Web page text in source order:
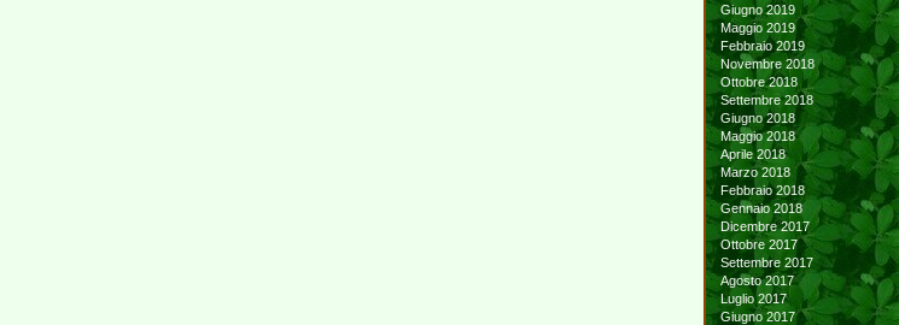
Giugno 2019
Maggio 2019
Febbraio 2019
Novembre 2018
Ottobre 2018
Settembre 2018
Giugno 2018
Maggio 2018
Aprile 2018
Marzo 2018
Febbraio 2018
Gennaio 2018
Dicembre 2017
Ottobre 2017
Settembre 2017
Agosto 2017
Luglio 2017
Giugno 2017